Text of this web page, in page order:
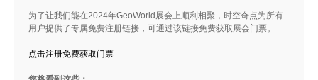
为了让我们能在2024年GeoWorld展会上顺利相聚，时空奇点为所有
用户提供了专属免费注册链接，可通过该链接免费获取展会门票。
点击注册免费获取门票